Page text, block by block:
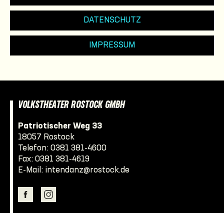
DATENSCHUTZ
IMPRESSUM
VOLKSTHEATER ROSTOCK GMBH
Patriotischer Weg 33
18057 Rostock
Telefon: 0381 381-4600
Fax: 0381 381-4619
E-Mail: intendanz@rostock.de